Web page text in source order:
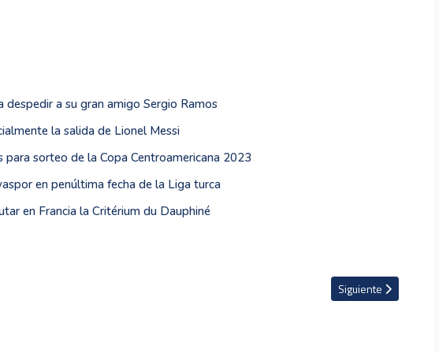
a su gran amigo Sergio Ramos
la salida de Lionel Messi
sorteo de la Copa Centroamericana 2023
en penúltima fecha de la Liga turca
en Francia la Critérium du Dauphiné
de Messi y Ramos Artículo siguiente: El
Siguiente